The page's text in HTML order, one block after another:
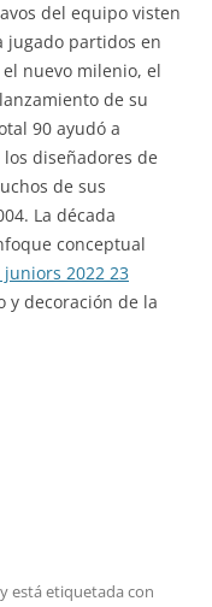
del equipo visten
jugado partidos en
nuevo milenio, el
de su
90 ayudó a
diseñadores de
de sus
La década
conceptual
2022 23
y decoración de la
y está etiquetada con